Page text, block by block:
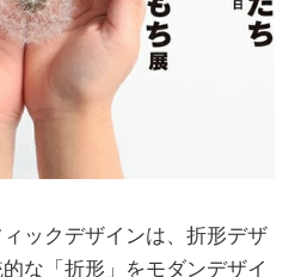
ックデザインは、折形デザ
な「折形」をモダンデザイ